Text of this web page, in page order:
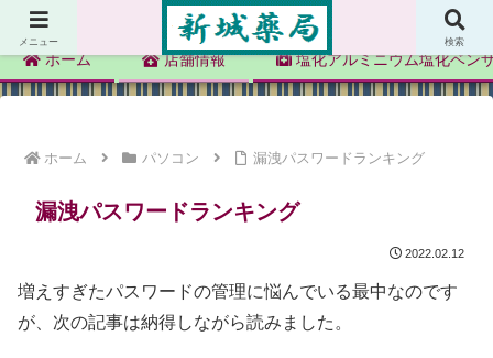
新城薬局
ホーム 店舗情報 塩化アルミニウム塩化ベン
ホーム パソコン 漏洩パスワードランキング
漏洩パスワードランキング
2022.02.12
増えすぎたパスワードの管理に悩んでいる最中なのです
が、次の記事は納得しながら読みました。
メニュー 検索